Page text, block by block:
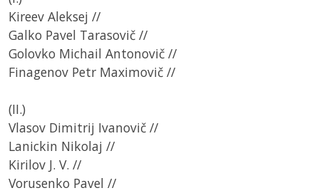
Kireev Aleksej //
Galko Pavel Tarasovič //
Golovko Michail Antonovič //
Finagenov Petr Maximovič //
(II.)
Vlasov Dimitrij Ivanovič //
Lanickin Nikolaj //
Kirilov J. V. //
Vorusenko Pavel //